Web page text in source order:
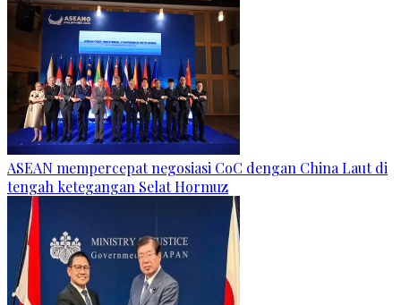
ASEAN mempercepat negosiasi CoC dengan China Laut di
tengah ketegangan Selat Hormuz